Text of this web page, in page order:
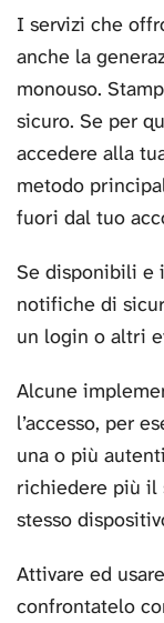
I servizi che
anche la
monouso.
sicuro. Se per
accedere alla
metodo
fuori dal tuo
Se disponibili e
notifiche di
un login o altri
Alcune
l’accesso, per
una o più
richiedere più il
stesso
Attivare ed
confrontatelo